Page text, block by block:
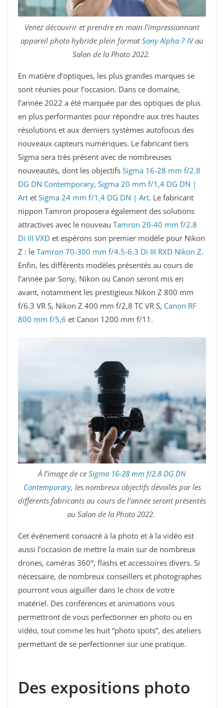
Venez découvrir et prendre en main l’impressionnant
appareil photo hybride plein formatSony Alpha 7 IVau
Salon de la Photo 2022.
En matière d’optiques, les plus grandes marques se
sont réunies pour l’occasion. Dans ce domaine,
l’année 2022 a été marquée par des optiques de plus
en plus performantes pour répondre aux très hautes
résolutions et aux derniers systèmes autofocus des
nouveaux capteurs numériques. Le fabricant tiers
Sigma sera très présent avec de nombreuses
nouveautés, dont les objectifs Sigma 16-28 mm f/2.8
DG DN Contemporary, Sigma 20 mm f/1,4 DG DN |
Art et Sigma 24 mm f/1,4 DG DN | Art. Le fabricant
nippon Tamron proposera également des solutions
attractives avec le nouveau Tamron 20-40 mm f/2.8
Di III VXD et espérons son premier modèle pour Nikon
Z : le Tamron 70-300 mm f/4.5-6.3 Di III RXD Nikon Z.
Enfin, les différents modèles présentés au cours de
l’année par Sony, Nikon ou Canon seront mis en
avant, notamment les prestigieux Nikon Z 800 mm
f/6.3 VR S, Nikon Z 400 mm f/2,8 TC VR S, Canon RF
800 mm f/5,6 et Canon 1200 mm f/11.
À l’image de ce Sigma 16-28 mm f/2.8 DG DN
Contemporary, les nombreux objectifs dévoilés par les
différents fabricants au cours de l’année seront présentés
au Salon de la Photo 2022.
Cet événement consacré à la photo et à la vidéo est
aussi l’occasion de mettre la main sur de nombreux
drones, caméras 360°, flashs et accessoires divers. Si
nécessaire, de nombreux conseillers et photographes
pourront vous aiguiller dans le choix de votre
matériel. Des conférences et animations vous
permettront de vous perfectionner en photo ou en
vidéo, tout comme les huit “photo spots”, des ateliers
permettant de se perfectionner sur une pratique.
Des expositions photo